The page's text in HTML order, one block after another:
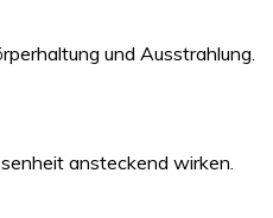
und Ausstrahlung.
ansteckend wirken.